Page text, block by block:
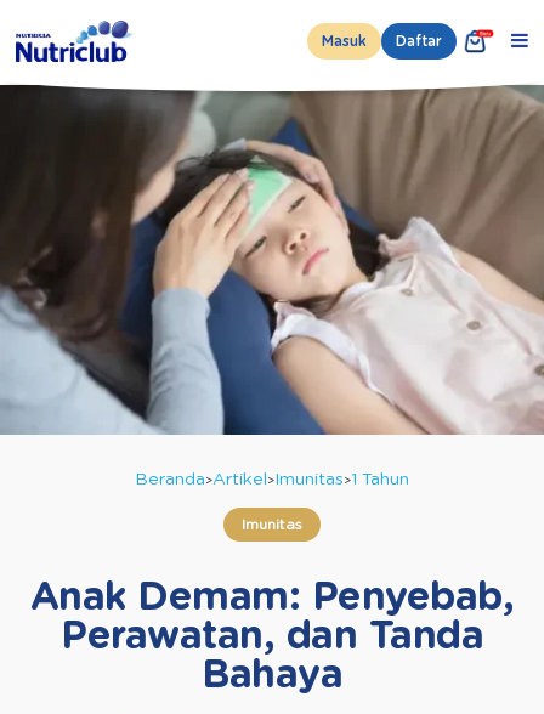
Masuk Daftar
Beranda Artikel Imunitas 1 Tahun
Imunitas
Anak Demam: Penyebab,
Perawatan, dan Tanda
Bahaya